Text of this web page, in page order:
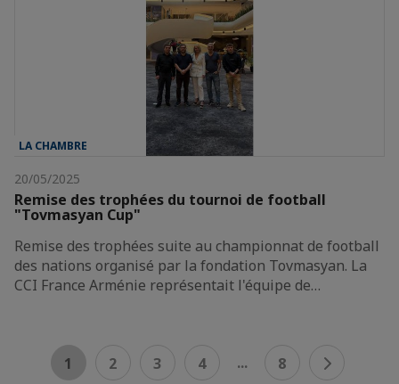
LA CHAMBRE
20/05/2025
Remise des trophées du tournoi de football
"Tovmasyan Cup"
Remise des trophées suite au championnat de football
des nations organisé par la fondation Tovmasyan. La
CCI France Arménie représentait l'équipe de…
1 2 3 4 ... 8